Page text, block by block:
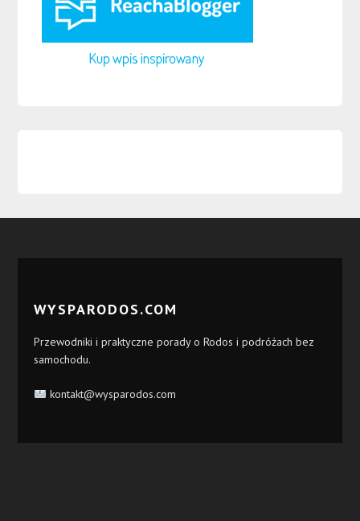
WYSPARODOS.COM
Przewodniki i praktyczne porady o Rodos i podróżach bez
samochodu.
kontakt@wysparodos.com